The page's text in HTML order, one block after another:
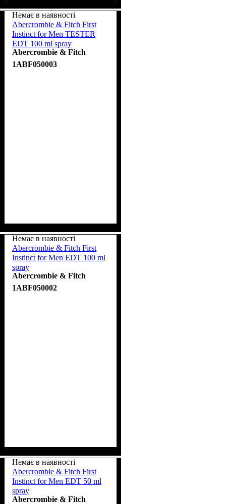
Немає в наявності
Abercrombie & Fitch First
Instinct for Men TESTER
EDT 100 ml spray
Abercrombie & Fitch
1ABF050003
Немає в наявності
Abercrombie & Fitch First
Instinct for Men EDT 100 ml
spray
Abercrombie & Fitch
1ABF050002
Немає в наявності
Abercrombie & Fitch First
Instinct for Men EDT 50 ml
spray
Abercrombie & Fitch